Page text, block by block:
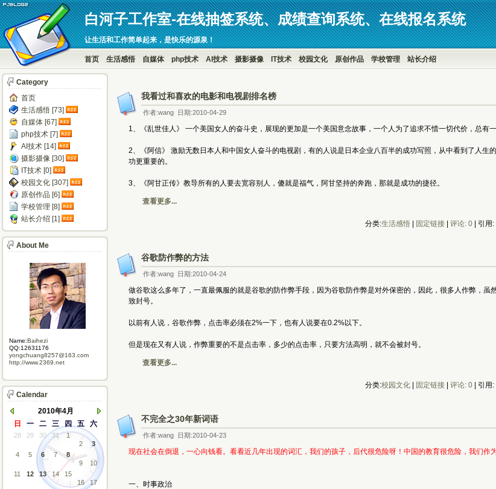
白河子工作室-在线抽签系统、成绩查询系统、在线报名系统
让生活和工作简单起来，是快乐的源泉！
首页 生活感悟 自媒体 php技术 AI技术 摄影摄像 IT技术 校园文化 原创作品 学校管理 站长介绍
我看过和喜欢的电影和电视剧排名榜
作者:wang 日期:2010-04-29
1、《乱世佳人》 一个美国女人的奋斗史，展现的更加是一个美国意念故事，一个人为了追求不惜一切代价，总有一
2、《阿信》 激励无数日本人和中国女人奋斗的电视剧，有的人说是日本企业八百半的成功写照，从中看到了人
功更重要的。
3、《阿甘正传》教导所有的人要去宽容别人，傻就是福气，阿甘坚持的奔跑，那就是成功的捷径。
查看更多...
分类:生活感悟| 固定链接| 评论: 0| 引用:
谷歌防作弊的方法
作者:wang 日期:2010-04-24
做谷歌这么多年了，一直最佩服的就是谷歌的防作弊手段，因为谷歌防作弊是对外保密的，因此，很多人作弊，
致封号。
以前有人说，谷歌作弊，点击率必须在2%一下，也有人说要在0.2%以下。
但是现在又有人说，作弊重要的不是点击率，多少的点击率，只要方法高明，就不会被封号。
查看更多...
分类:校园文化| 固定链接| 评论: 0| 引用:
不完全之30年新词语
作者:wang 日期:2010-04-23
现在社会在倒退，一心向钱看。看看近几年出现的词汇，我们的孩子，后代很危险呀！中国的教育很危险，我们作
一、时事政治
Category
首页
生活感悟 [73]
自媒体 [67]
php技术 [7]
AI技术 [14]
摄影摄像 [30]
IT技术 [0]
校园文化 [307]
原创作品 [6]
学校管理 [8]
站长介绍 [1]
About Me
Name:Baihezi
QQ:12631176
yongchuang8257@163.com
http://www.2369.net
Calendar
2010年4月
日
一 二 三 四 五 六
28 29 30 31
1
2
3
4
5 6 7
8
9
10
11
12 13 14
15
16
17